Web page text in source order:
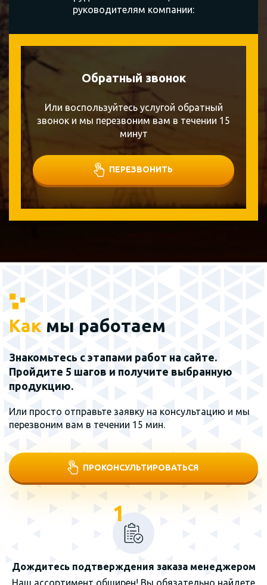
руководителям компании:
Обратный звонок
Или воспользуйтесь услугой обратный
звонок и мы перезвоним вам в течении 15
минут
ПЕРЕЗВОНИТЬ
Как мы работаем
Знакомьтесь с этапами работ на сайте.
Пройдите 5 шагов и получите выбранную
продукцию.
Или просто отправьте заявку на консультацию и мы
перезвоним вам в течении 15 мин.
ПРОКОНСУЛЬТИРОВАТЬСЯ
1
Дождитесь подтверждения заказа менеджером
Наш ассортимент обширен! Вы обязательно найдете